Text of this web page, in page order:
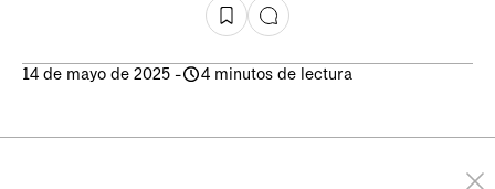
14 de mayo de 2025 - 4 minutos de lectura